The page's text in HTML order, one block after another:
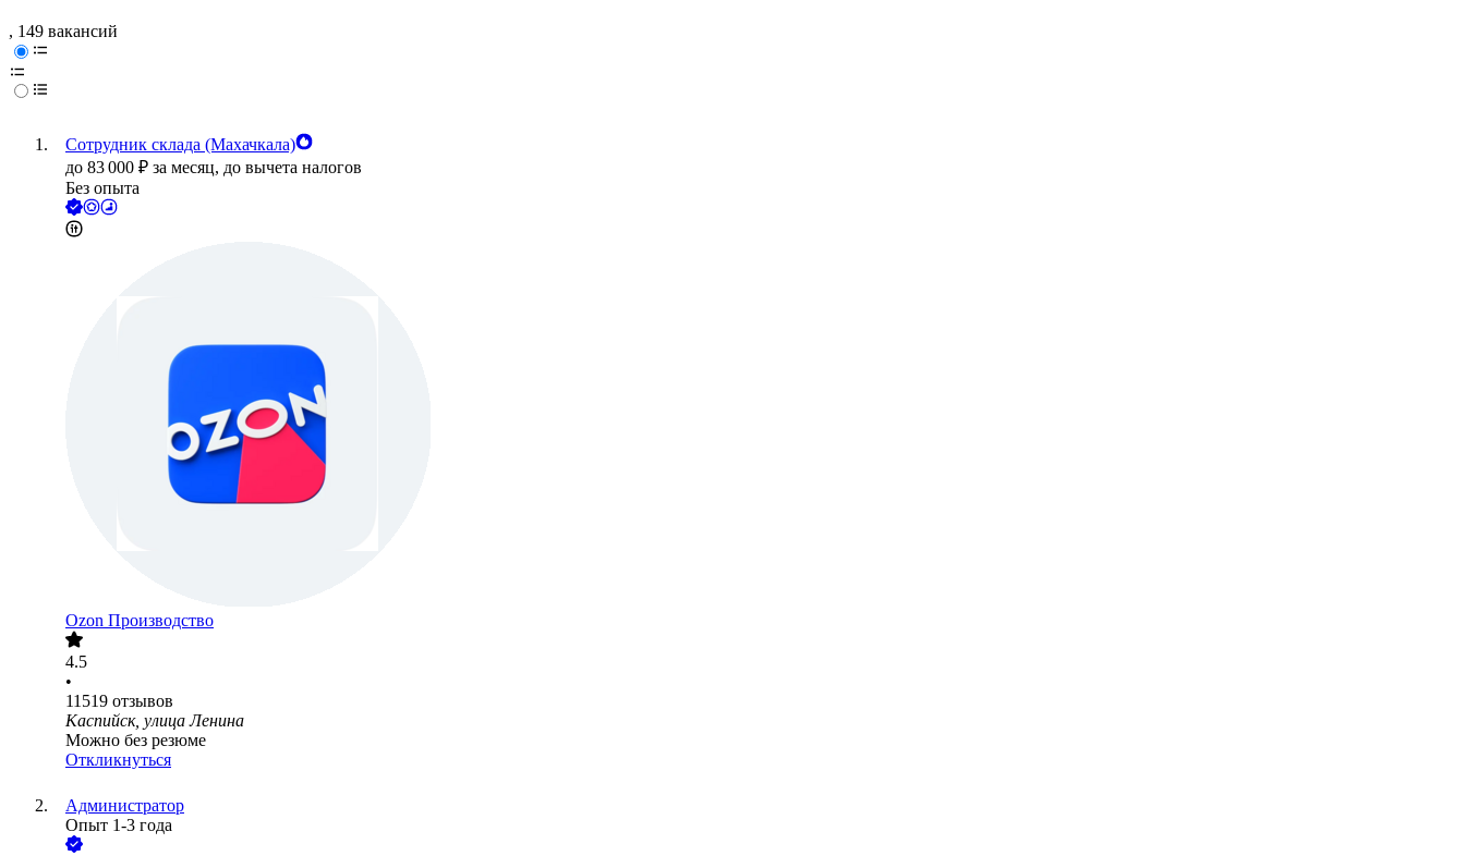
, 149 вакансий
Сотрудник склада (Махачкала)
до 83 000 ₽ за месяц, до вычета налогов
Без опыта
Ozon Производство
4.5
•
11519 отзывов
Каспийск, улица Ленина
Можно без резюме
Откликнуться
Администратор
Опыт 1-3 года